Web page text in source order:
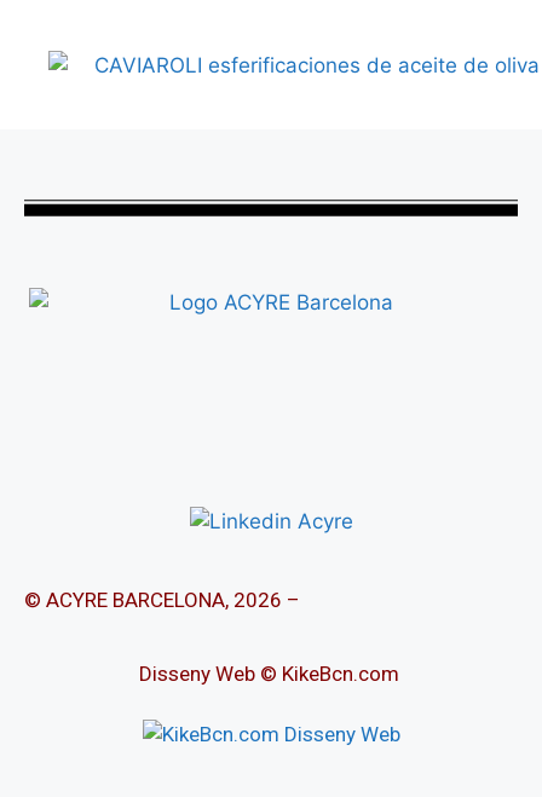
© ACYRE BARCELONA, 2026 –
Disseny Web © KikeBcn.com